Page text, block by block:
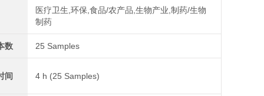
医疗卫生,环保,食品/农产品,生物产业,制药/生物
制药
数 25 Samples
间 4 h (25 Samples)